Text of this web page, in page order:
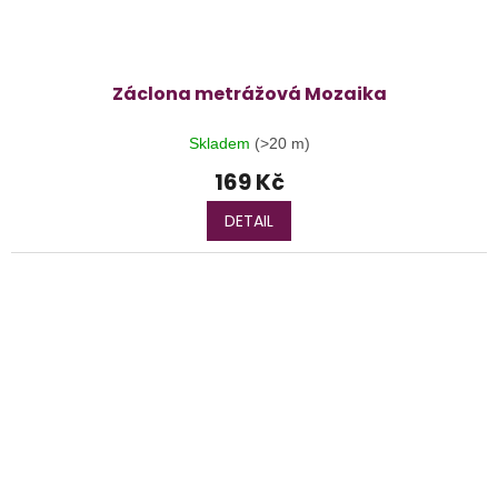
Záclona metrážová Mozaika
Skladem (>20 m)
169 Kč
DETAIL